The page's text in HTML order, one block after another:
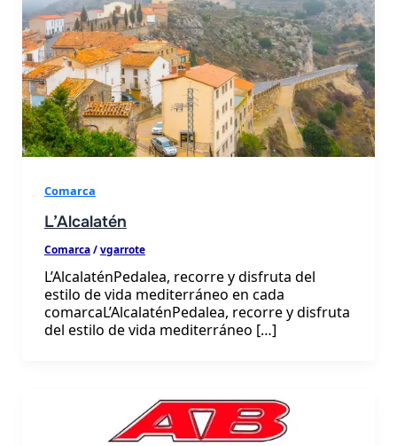
Comarca
L’Alcalatén
Comarca/vgarrote
L’AlcalaténPedalea, recorre y disfruta del
estilo de vida mediterráneo en cada
comarcaL’AlcalaténPedalea, recorre y disfruta
del estilo de vida mediterráneo […]